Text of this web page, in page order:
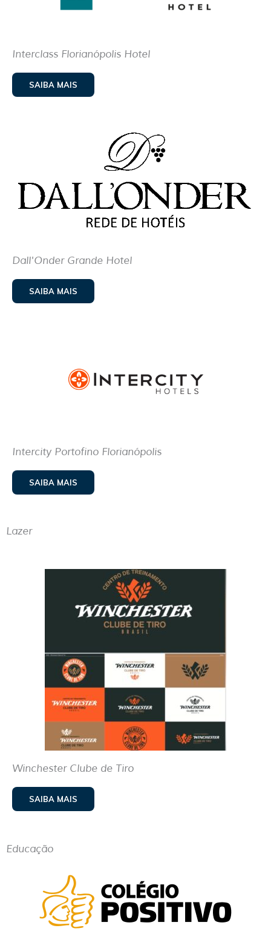
Interclass Florianópolis Hotel
SAIBA MAIS
Dall'Onder Grande Hotel
SAIBA MAIS
Intercity Portofino Florianópolis
SAIBA MAIS
Lazer
Winchester Clube de Tiro
SAIBA MAIS
Educação